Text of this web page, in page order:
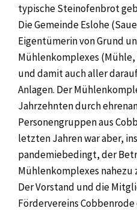
typische Steinofenbrot
Die Gemeinde Eslohe
Eigentümerin von Grund
Mühlenkomplexes
und damit auch aller
Anlagen. Der
Jahrzehnten durch
Personengruppen aus
letzten Jahren war aber,
pandemiebedingt, der
Mühlenkomplexes nahezu
Der Vorstand und die
Fördervereins Cobbenrode